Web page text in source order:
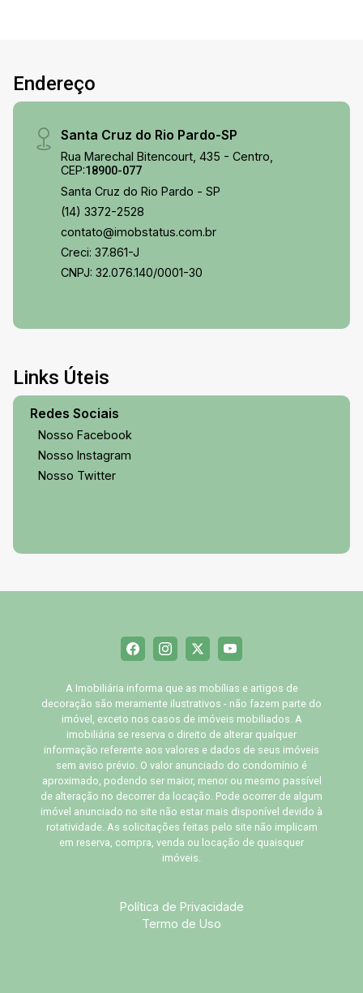
Endereço
Santa Cruz do Rio Pardo-SP
Rua Marechal Bitencourt, 435 - Centro,
CEP:18900-077
Santa Cruz do Rio Pardo - SP
(14) 3372-2528
contato@imobstatus.com.br
Creci: 37.861-J
CNPJ: 32.076.140/0001-30
Links Úteis
Redes Sociais
Nosso Facebook
Nosso Instagram
Nosso Twitter
A Imobiliária informa que as mobílias e artigos de
decoração são meramente ilustrativos - não fazem parte do
imóvel, exceto nos casos de imóveis mobiliados. A
imobiliária se reserva o direito de alterar qualquer
informação referente aos valores e dados de seus imóveis
sem aviso prévio. O valor anunciado do condomínio é
aproximado, podendo ser maior, menor ou mesmo passível
de alteração no decorrer da locação. Pode ocorrer de algum
imóvel anunciado no site não estar mais disponível devido à
rotatividade. As solicitações feitas pelo site não implicam
em reserva, compra, venda ou locação de quaisquer
imóveis.
Política de Privacidade
Termo de Uso